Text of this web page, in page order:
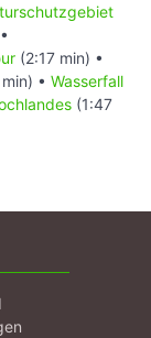
(2:17 min) •
• Wasserfall
(1:47